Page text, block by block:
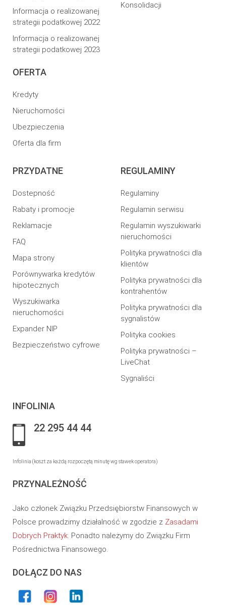
Informacja o realizowanej
strategii podatkowej 2022
Informacja o realizowanej
strategii podatkowej 2023
OFERTA
Kredyty
Nieruchomości
Ubezpieczenia
Oferta dla firm
Konsolidacji
PRZYDATNE
Dostepność
Rabaty i promocje
Reklamacje
FAQ
Mapa strony
Porównywarka kredytów
hipotecznych
Wyszukiwarka
nieruchomości
Expander NIP
Bezpieczeństwo cyfrowe
REGULAMINY
Regulaminy
Regulamin serwisu
Regulamin wyszukiwarki
nieruchomości
Polityka prywatności dla
klientów
Polityka prywatności dla
kontrahentów
Polityka prywatności dla
sygnalistów
Polityka cookies
Polityka prywatności –
LiveChat
Sygnaliści
INFOLINIA
22 295 44 44
Infolinia (koszt za każdą rozpoczętą minutę wg stawek operatora)
PRZYNALEŻNOŚĆ
Jako członek Związku Przedsiębiorstw Finansowych w
Polsce prowadzimy działalność w zgodzie z Zasadami
Dobrych Praktyk. Ponadto należymy do Związku Firm
Pośrednictwa Finansowego.
DOŁĄCZ DO NAS